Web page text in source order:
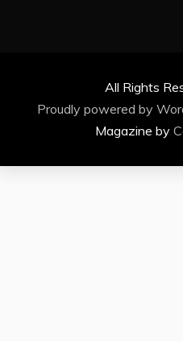
All Rights
Proudly powered by
Magazine by